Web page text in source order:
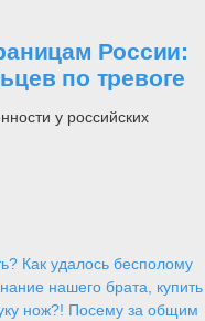
России:
по тревоге
у российских
Как удалось бесполому
нашего брата, купить
нож?! Посему за общим